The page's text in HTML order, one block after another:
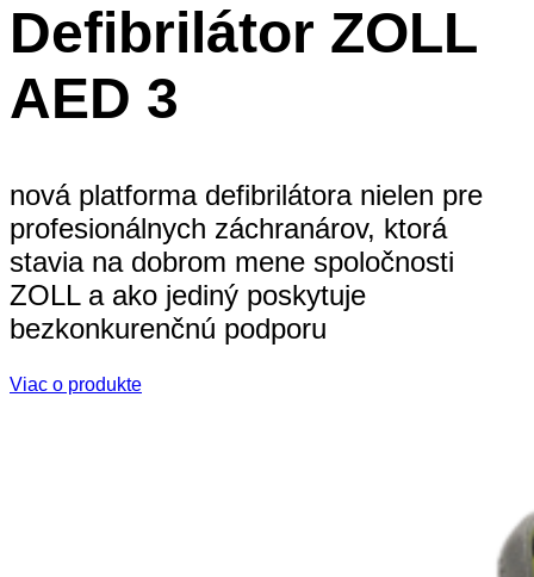
Defibrilátor ZOLL
AED 3
nová platforma defibrilátora nielen pre
profesionálnych záchranárov, ktorá
stavia na dobrom mene spoločnosti
ZOLL a ako jediný poskytuje
bezkonkurenčnú podporu
Viac o produkte